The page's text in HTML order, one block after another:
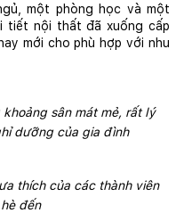
một phòng học và một
tiết nội thất đã xuống cấp
mới cho phù hợp với nhu
sân mát mẻ, rất lý
dưỡng của gia đình
thích của các thành viên
đến